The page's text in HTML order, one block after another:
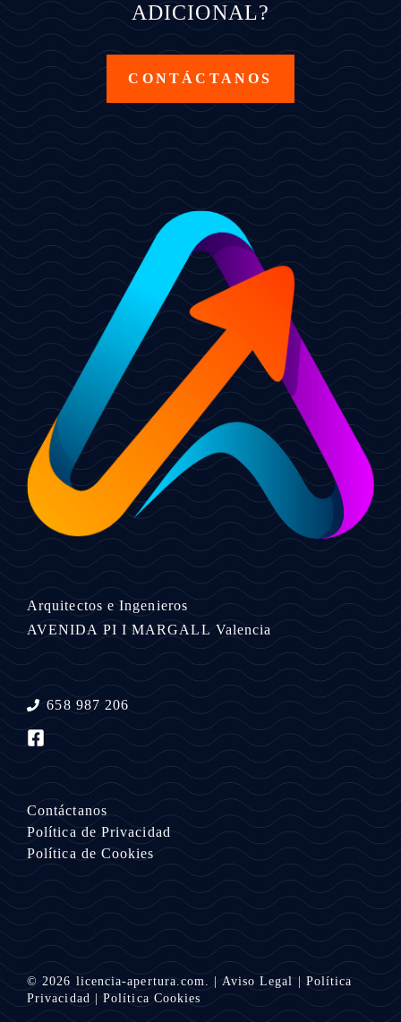
ADICIONAL?
CONTÁCTANOS
Arquitectos e Ingenieros
AVENIDA PI I MARGALL Valencia
658 987 206
Contáctanos
Política de Privacidad
Política de Cookies
© 2026 licencia-apertura.com. | Aviso Legal | Política
Privacidad |Política Cookies